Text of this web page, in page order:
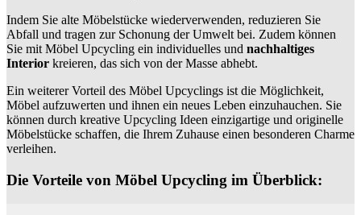
Indem Sie alte Möbelstücke wiederverwenden, reduzieren Sie
Abfall und tragen zur Schonung der Umwelt bei. Zudem können
Sie mit Möbel Upcycling ein individuelles und nachhaltiges
Interior kreieren, das sich von der Masse abhebt.
Ein weiterer Vorteil des Möbel Upcyclings ist die Möglichkeit,
Möbel aufzuwerten und ihnen ein neues Leben einzuhauchen. Sie
können durch kreative Upcycling Ideen einzigartige und originelle
Möbelstücke schaffen, die Ihrem Zuhause einen besonderen Charme
verleihen.
Die Vorteile von Möbel Upcycling im Überblick: